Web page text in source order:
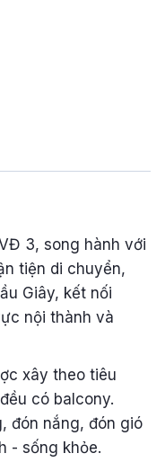
3, song hành với
tiện di chuyển,
Giây, kết nối
nội thành và
xây theo tiêu
có balcony.
đón nắng, đón gió
- sống khỏe.